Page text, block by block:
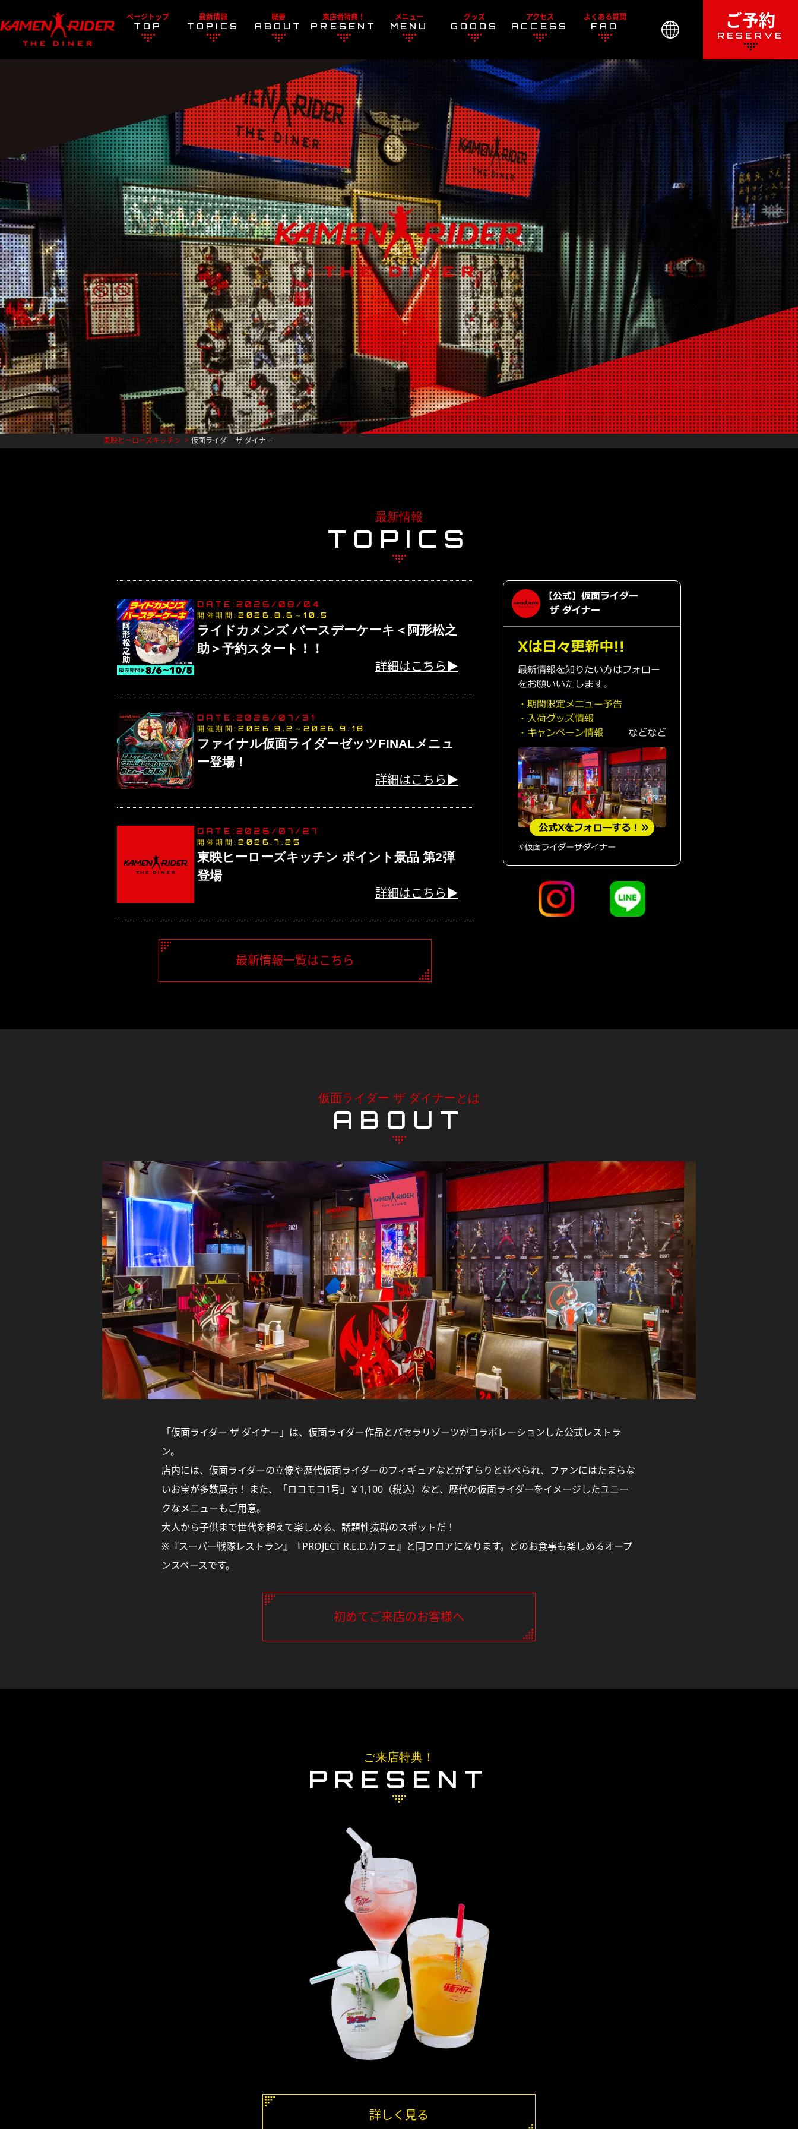
ページトップ
TOP
最新情報
TOPICS
概要
ABOUT
来店者特典！
PRESENT
メニュー
MENU
グッズ
GOODS
アクセス
ACCESS
よくある質問
FAQ
ご予約
RESERVE
東映ヒーローズキッチン 仮面ライダー ザ ダイナー
最新情報
TOPICS
DATE:2026/08/04
開催期間: 2026.8.6～10.5
ライドカメンズ バースデーケーキ＜阿形松之
助＞予約スタート！！
詳細はこちら▶
DATE:2026/07/31
開催期間: 2026.8.2～2026.9.18
ファイナル仮面ライダーゼッツFINALメニュ
ー登場！
詳細はこちら▶
DATE:2026/07/27
開催期間: 2026.7.25
東映ヒーローズキッチン ポイント景品 第2弾
登場
詳細はこちら▶
最新情報一覧はこちら
仮面ライダー ザ ダイナーとは
ABOUT
「仮面ライダー ザ ダイナー」は、仮面ライダー作品とパセラリゾーツがコラボレーションした公式レストラ
ン。
店内には、仮面ライダーの立像や歴代仮面ライダーのフィギュアなどがずらりと並べられ、ファンにはたまらな
いお宝が多数展示！ また、「ロコモコ1号」￥1,100（税込）など、歴代の仮面ライダーをイメージしたユニー
クなメニューもご用意。
大人から子供まで世代を超えて楽しめる、話題性抜群のスポットだ！
※『スーパー戦隊レストラン』『PROJECT R.E.D.カフェ』と同フロアになります。どのお食事も楽しめるオープ
ンスペースです。
初めてご来店のお客様へ
ご来店特典！
PRESENT
詳しく見る